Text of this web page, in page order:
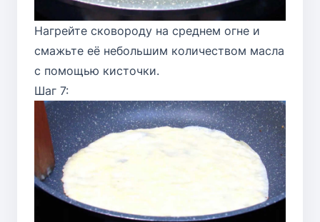
Нагрейте сковороду на среднем огне и
смажьте её небольшим количеством масла
с помощью кисточки.
Шаг 7: